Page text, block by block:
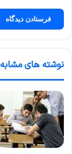
نوشته های مشابه